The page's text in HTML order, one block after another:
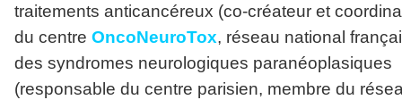
traitements anticancéreux (co-créateur et
du centre OncoNeuroTox, réseau national
des syndromes neurologiques paranéoplasiques
(responsable du centre parisien, membre du